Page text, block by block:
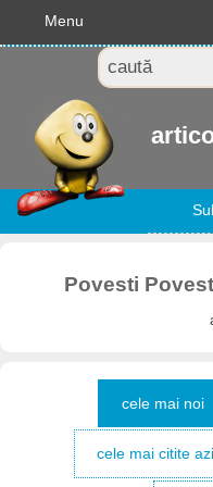
Menu
Povesti
cele mai noi
cele mai citite azi